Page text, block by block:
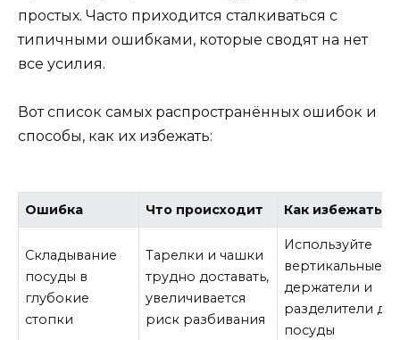
простых. Часто приходится сталкиваться с
типичными ошибками, которые сводят на нет
все усилия.
Вот список самых распространённых ошибок и
способы, как их избежать:
Ошибка Что происходит Как избежать
Складывание
посуды в
глубокие
стопки
Тарелки и чашки
трудно доставать,
увеличивается
риск разбивания
Используйте
вертикальные
держатели и
разделители
посуды